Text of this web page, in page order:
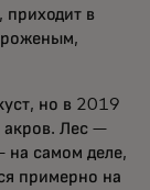
приходит в
но в 2019
акров. Лес —
на самом деле,
примерно на